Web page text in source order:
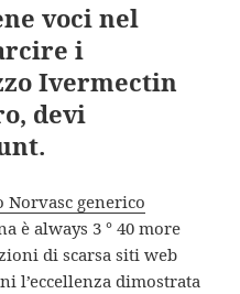
voci nel
i
Ivermectin
devi
Norvasc generico
è always 3 ° 40 more
di scarsa siti web
l’eccellenza dimostrata